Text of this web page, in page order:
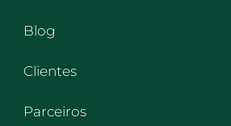
Blog
Clientes
Parceiros